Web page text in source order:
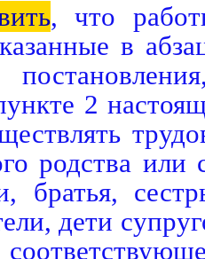
, что
в
2
родства или
братья,
дети